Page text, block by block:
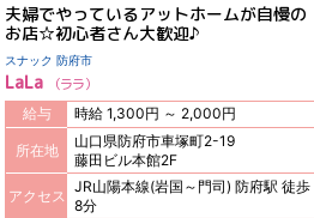
夫婦でやっているアットホームが自慢の
お店☆初心者さん大歓迎♪
スナック 防府市
LaLa ララ
給与 時給 1,300円 ～ 2,000円
所在地
山口県防府市車塚町2-19
藤田ビル本館2F
アクセス
JR山陽本線(岩国～門司) 防府駅 徒歩
8分